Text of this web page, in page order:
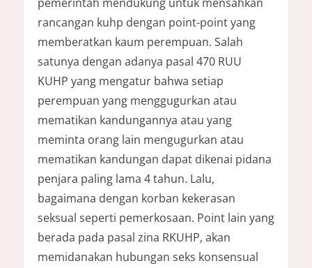
rancangan kuhp dengan point-point yang
memberatkan kaum perempuan. Salah
satunya dengan adanya pasal 470 RUU
KUHP yang mengatur bahwa setiap
perempuan yang menggugurkan atau
mematikan kandungannya atau yang
meminta orang lain mengugurkan atau
mematikan kandungan dapat dikenai pidana
penjara paling lama 4 tahun. Lalu,
bagaimana dengan korban kekerasan
seksual seperti pemerkosaan. Point lain yang
berada pada pasal zina RKUHP, akan
memidanakan hubungan seks konsensual